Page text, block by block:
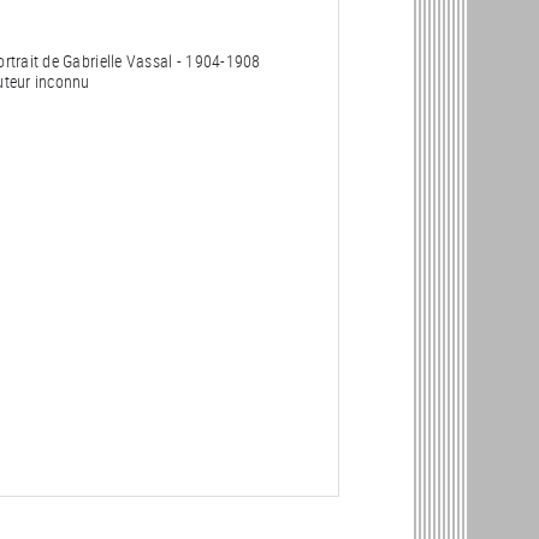
de Gabrielle Vassal - 1904-1908
inconnu